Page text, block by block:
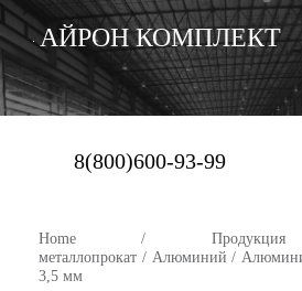
АЙРОН КОМПЛЕКТ
8(800)600-93-99
Home / Продукция
металлопрокат / Алюминий /
3,5 мм